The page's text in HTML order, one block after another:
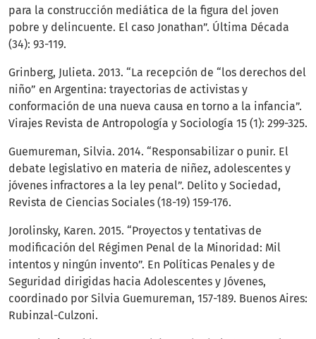
para la construcción mediática de la figura del joven
pobre y delincuente. El caso Jonathan”. Última Década
(34): 93-119.
Grinberg, Julieta. 2013. “La recepción de “los derechos del
niño” en Argentina: trayectorias de activistas y
conformación de una nueva causa en torno a la infancia”.
Virajes Revista de Antropología y Sociología 15 (1): 299-325.
Guemureman, Silvia. 2014. “Responsabilizar o punir. El
debate legislativo en materia de niñez, adolescentes y
jóvenes infractores a la ley penal”. Delito y Sociedad,
Revista de Ciencias Sociales (18-19) 159-176.
Jorolinsky, Karen. 2015. “Proyectos y tentativas de
modificación del Régimen Penal de la Minoridad: Mil
intentos y ningún invento”. En Políticas Penales y de
Seguridad dirigidas hacia Adolescentes y Jóvenes,
coordinado por Silvia Guemureman, 157-189. Buenos Aires:
Rubinzal-Culzoni.